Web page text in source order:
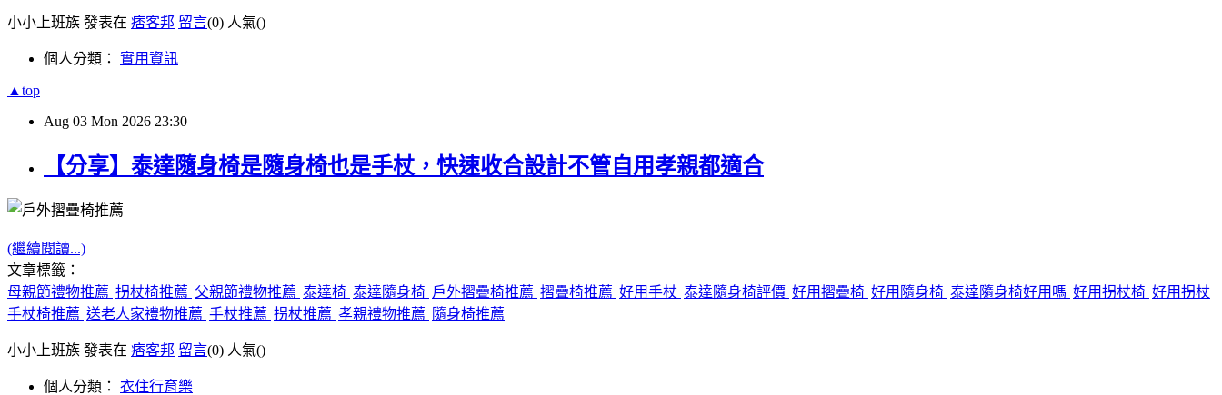
小小上班族 發表在 痞客邦 留言(0) 人氣()
個人分類： 實用資訊
▲top
Aug 03 Mon 2026 23:30
【分享】泰達隨身椅是隨身椅也是手杖，快速收合設計不管自用孝親都適合
(繼續閱讀...)
文章標籤：
母親節禮物推薦 拐杖椅推薦 父親節禮物推薦 泰達椅 泰達隨身椅 戶外摺疊椅推薦 摺疊椅推薦 好用手杖 泰達隨身椅評價 好用摺疊椅 好用隨身椅 泰達隨身椅好用嗎 好用拐杖椅 好用拐杖
手杖椅推薦 送老人家禮物推薦 手杖推薦 拐杖推薦 孝親禮物推薦 隨身椅推薦
小小上班族 發表在 痞客邦 留言(0) 人氣()
個人分類： 衣住行育樂